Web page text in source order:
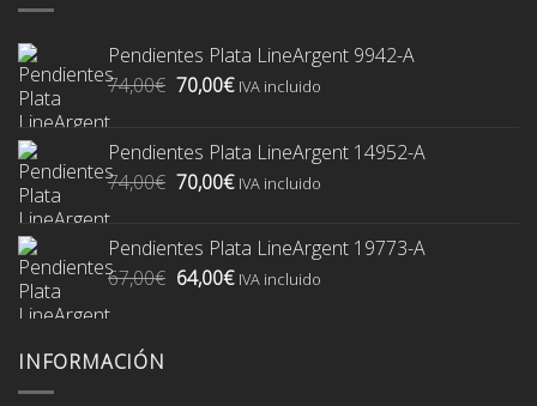
Pendientes Plata LineArgent 9942-A
74,00€ El
era:
74,00€.
70,00€El
es:
70,00€.
IVA incluido
Pendientes Plata LineArgent 14952-A
74,00€ El
era:
74,00€.
70,00€El
es:
70,00€.
IVA incluido
Pendientes Plata LineArgent 19773-A
67,00€ El
64,00€ElIVA incluido
INFORMACIÓN